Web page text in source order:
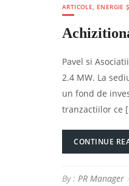
ARTICOLE, ENERGIE
Pavel si
2.4 MW. La
un fond de
tranzactiilor ce
CONTINUE
By : PR Manager